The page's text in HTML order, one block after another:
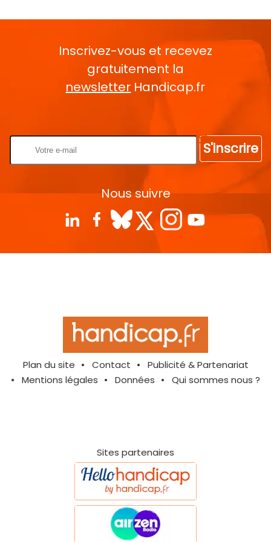
Inscrivez-vous et recevez
gratuitement la
newsletter Handicap.fr
S'inscrire
Nous suivre
Plan du site Contact
Publicité & Partenariat
Mentions légales
Données Qui sommes nous ?
Sites partenaires